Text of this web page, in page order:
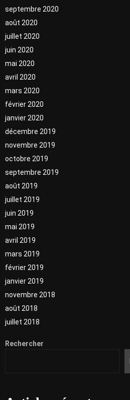
septembre 2020
août 2020
juillet 2020
juin 2020
mai 2020
avril 2020
mars 2020
février 2020
janvier 2020
décembre 2019
novembre 2019
octobre 2019
septembre 2019
août 2019
juillet 2019
juin 2019
mai 2019
avril 2019
mars 2019
février 2019
janvier 2019
novembre 2018
août 2018
juillet 2018
Rechercher